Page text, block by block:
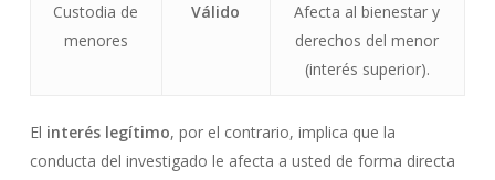
Custodia de
menores
Válido
Afecta al bienestar y
derechos del menor
(interés superior).
El interés legítimo, por el contrario, implica que la
conducta del investigado le afecta a usted de forma directa